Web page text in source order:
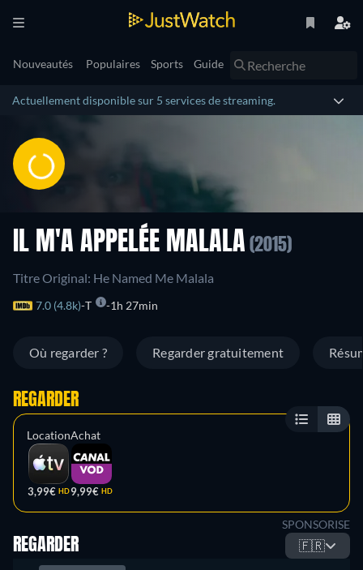
Nouveautés Populaires Sports Guide
Actuellement disponible sur 5 services de streaming.
IL M'A APPELÉE MALALA (2015)
Titre Original: He Named Me Malala
7.0 (4.8k) T 1h 27min
Où regarder ? Regarder gratuitement
REGARDER
Location
3,99€ HD
Achat
9,99€ HD
SPONSORISE
REGARDER 🇫🇷